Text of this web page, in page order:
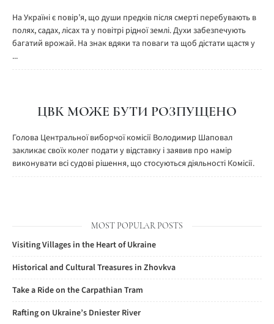
На Україні є повір’я, що души предків після смерті перебувають в
полях, садах, лісах та у повітрі рідної землі. Духи забезпечують
багатий врожай. На знак вдяки та поваги та щоб дістати щастя у
...
ЦВК МОЖЕ БУТИ РОЗПУЩЕНО
Голова Центральної виборчої комісії Володимир Шаповал
закликає своїх колег подати у відставку і заявив про намір
виконувати всі судові рішення, що стосуються діяльності Комісії.
MOST POPULAR POSTS
Visiting Villages in the Heart of Ukraine
Historical and Cultural Treasures in Zhovkva
Take a Ride on the Carpathian Tram
Rafting on Ukraine’s Dniester River